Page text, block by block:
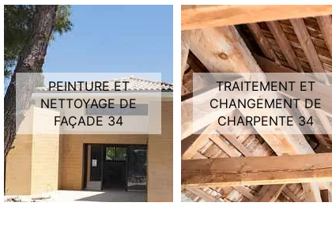
PEINTURE ET
NETTOYAGE DE
FAÇADE 34
TRAITEMENT ET
CHANGEMENT DE
CHARPENTE 34